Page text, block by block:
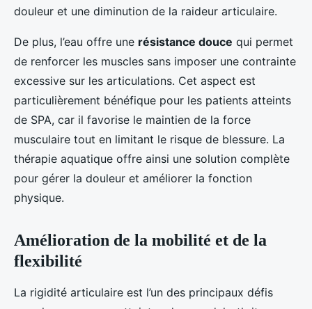
douleur et une diminution de la raideur articulaire.
De plus, l’eau offre une résistance douce qui permet
de renforcer les muscles sans imposer une contrainte
excessive sur les articulations. Cet aspect est
particulièrement bénéfique pour les patients atteints
de SPA, car il favorise le maintien de la force
musculaire tout en limitant le risque de blessure. La
thérapie aquatique offre ainsi une solution complète
pour gérer la douleur et améliorer la fonction
physique.
Amélioration de la mobilité et de la
flexibilité
La rigidité articulaire est l’un des principaux défis